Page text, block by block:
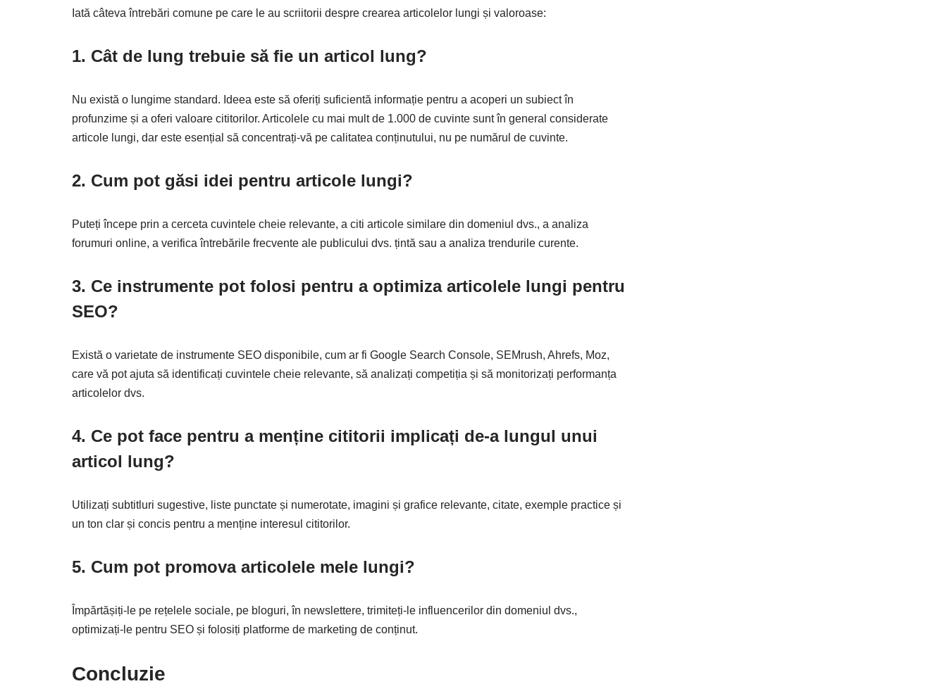
Iată câteva întrebări comune pe care le au scriitorii despre crearea articolelor lungi și valoroase:
1. Cât de lung trebuie să fie un articol lung?
Nu există o lungime standard. Ideea este să oferiți suficientă informație pentru a acoperi un subiect în
profunzime și a oferi valoare cititorilor. Articolele cu mai mult de 1.000 de cuvinte sunt în general considerate
articole lungi, dar este esențial să concentrați-vă pe calitatea conținutului, nu pe numărul de cuvinte.
2. Cum pot găsi idei pentru articole lungi?
Puteți începe prin a cerceta cuvintele cheie relevante, a citi articole similare din domeniul dvs., a analiza
forumuri online, a verifica întrebările frecvente ale publicului dvs. țintă sau a analiza trendurile curente.
3. Ce instrumente pot folosi pentru a optimiza articolele lungi pentru
SEO?
Există o varietate de instrumente SEO disponibile, cum ar fi Google Search Console, SEMrush, Ahrefs, Moz,
care vă pot ajuta să identificați cuvintele cheie relevante, să analizați competiția și să monitorizați performanța
articolelor dvs.
4. Ce pot face pentru a menține cititorii implicați de-a lungul unui
articol lung?
Utilizați subtitluri sugestive, liste punctate și numerotate, imagini și grafice relevante, citate, exemple practice și
un ton clar și concis pentru a menține interesul cititorilor.
5. Cum pot promova articolele mele lungi?
Împărtășiți-le pe rețelele sociale, pe bloguri, în newslettere, trimiteți-le influencerilor din domeniul dvs.,
optimizați-le pentru SEO și folosiți platforme de marketing de conținut.
Concluzie